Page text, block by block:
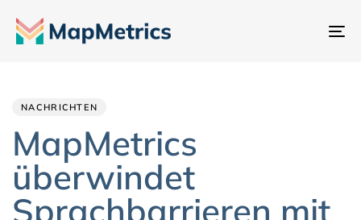
NACHRICHTEN
MapMetrics
überwindet
Sprachbarrieren mit